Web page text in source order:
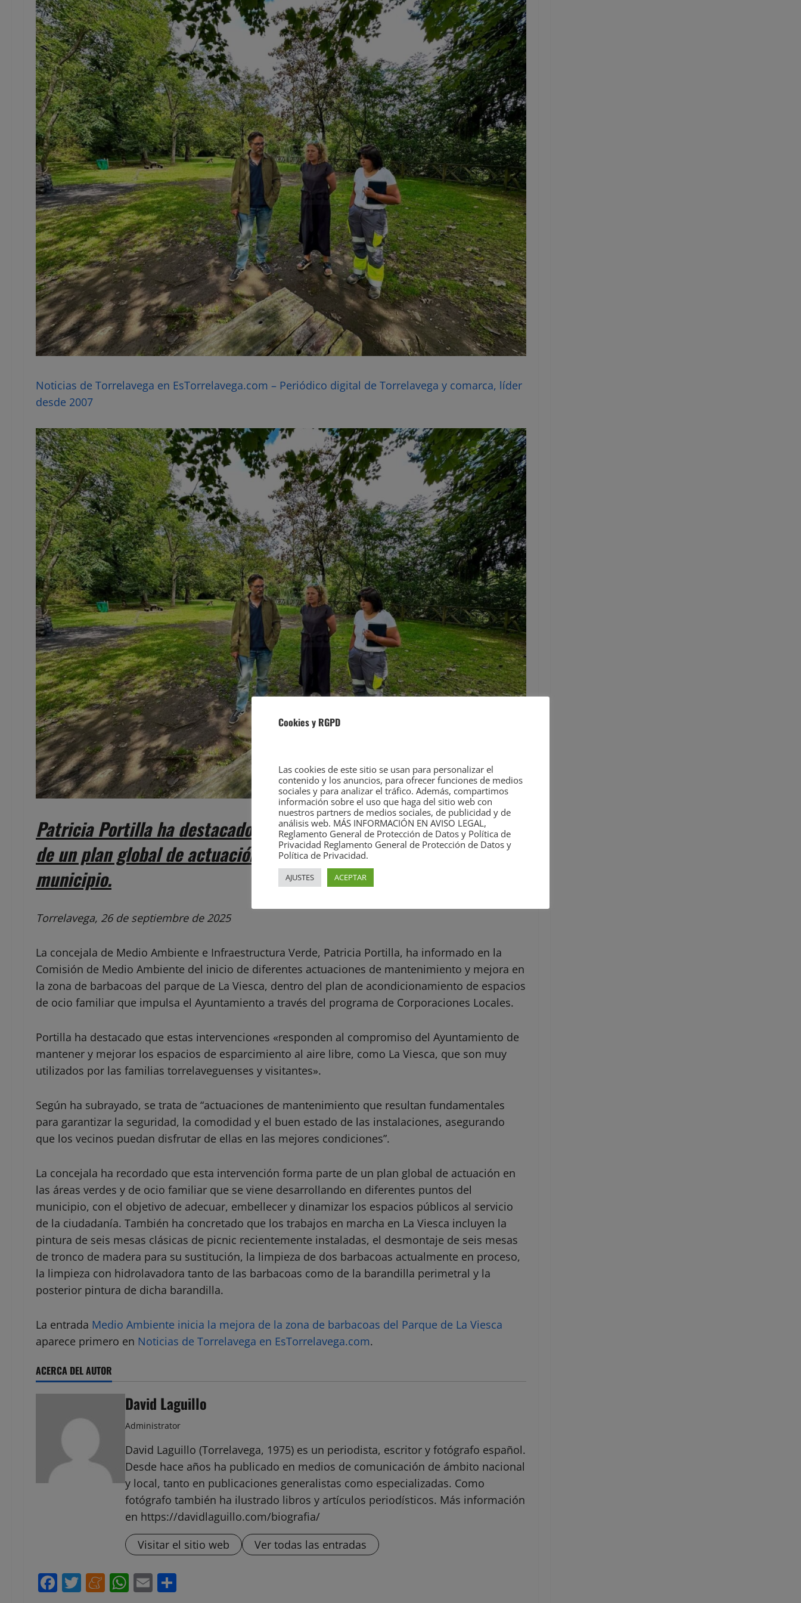
Noticias de Torrelavega en EsTorrelavega.com – Periódico digital de Torrelavega y comarca, líder
desde 2007
Patricia Portilla ha destacado que esta intervención forma parte
de un plan global de actuación en las áreas de ocio familiar del
municipio.
Torrelavega, 26 de septiembre de 2025
La concejala de Medio Ambiente e Infraestructura Verde, Patricia Portilla, ha informado en la
Comisión de Medio Ambiente del inicio de diferentes actuaciones de mantenimiento y mejora en
la zona de barbacoas del parque de La Viesca, dentro del plan de acondicionamiento de espacios
de ocio familiar que impulsa el Ayuntamiento a través del programa de Corporaciones Locales.
Portilla ha destacado que estas intervenciones «responden al compromiso del Ayuntamiento de
mantener y mejorar los espacios de esparcimiento al aire libre, como La Viesca, que son muy
utilizados por las familias torrelaveguenses y visitantes».
Según ha subrayado, se trata de “actuaciones de mantenimiento que resultan fundamentales
para garantizar la seguridad, la comodidad y el buen estado de las instalaciones, asegurando
que los vecinos puedan disfrutar de ellas en las mejores condiciones”.
La concejala ha recordado que esta intervención forma parte de un plan global de actuación en
las áreas verdes y de ocio familiar que se viene desarrollando en diferentes puntos del
municipio, con el objetivo de adecuar, embellecer y dinamizar los espacios públicos al servicio
de la ciudadanía. También ha concretado que los trabajos en marcha en La Viesca incluyen la
pintura de seis mesas clásicas de picnic recientemente instaladas, el desmontaje de seis mesas
de tronco de madera para su sustitución, la limpieza de dos barbacoas actualmente en proceso,
la limpieza con hidrolavadora tanto de las barbacoas como de la barandilla perimetral y la
posterior pintura de dicha barandilla.
La entrada Medio Ambiente inicia la mejora de la zona de barbacoas del Parque de La Viesca
aparece primero en Noticias de Torrelavega en EsTorrelavega.com.
ACERCA DEL AUTOR
David Laguillo
Administrator
David Laguillo (Torrelavega, 1975) es un periodista, escritor y fotógrafo español.
Desde hace años ha publicado en medios de comunicación de ámbito nacional
y local, tanto en publicaciones generalistas como especializadas. Como
fotógrafo también ha ilustrado libros y artículos periodísticos. Más información
en https://davidlaguillo.com/biografia/
Visitar el sitio web
Ver todas las entradas
Facebook
Twitter
Meneame
WhatsApp
Email
Cookies y RGPD
Las cookies de este sitio se usan para personalizar el
contenido y los anuncios, para ofrecer funciones de medios
sociales y para analizar el tráfico. Además, compartimos
información sobre el uso que haga del sitio web con
nuestros partners de medios sociales, de publicidad y de
análisis web. MÁS INFORMACIÓN EN AVISO LEGAL,
Reglamento General de Protección de Datos y Política de
Privacidad Reglamento General de Protección de Datos y
Política de Privacidad.
AJUSTES ACEPTAR